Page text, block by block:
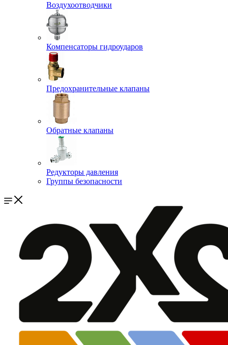
Воздухоотводчики
Компенсаторы гидроударов
Предохранительные клапаны
Обратные клапаны
Редукторы давления
Группы безопасности